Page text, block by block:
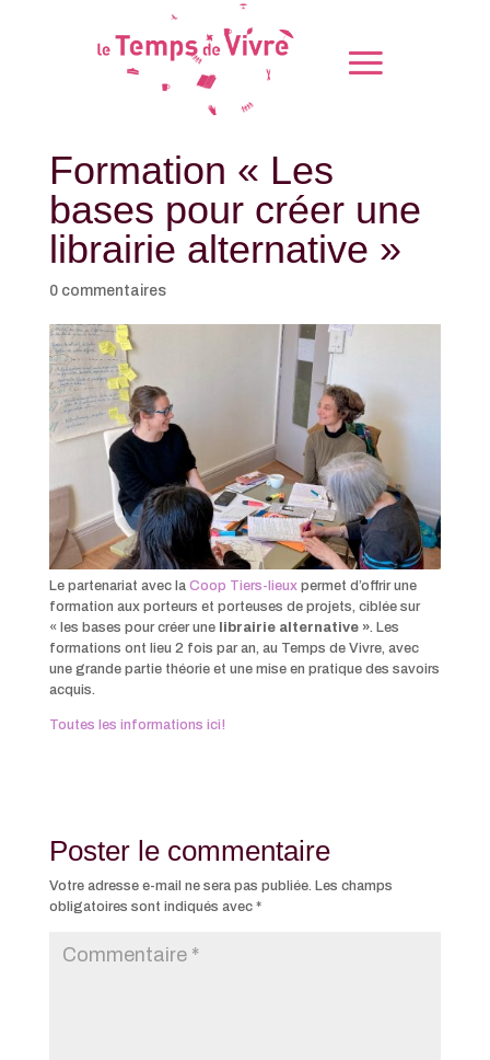
Formation « Les
bases pour créer une
librairie alternative »
0 commentaires
Le partenariat avec la Coop Tiers-lieuxpermet d’offrir une
formation aux porteurs et porteuses de projets, ciblée sur
« les bases pour créer une librairie alternative ». Les
formations ont lieu 2 fois par an, au Temps de Vivre, avec
une grande partie théorie et une mise en pratique des savoirs
acquis.
Toutes les informations ici!
Poster le commentaire
Votre adresse e-mail ne sera pas publiée. Les champs
obligatoires sont indiqués avec *